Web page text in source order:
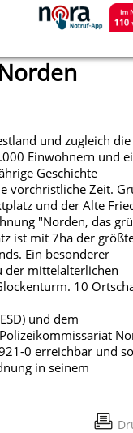
und zugleich die
Einwohnern und
Geschichte
vorchristliche Zeit.
und der Alte
"Norden, das
ist mit 7ha der
Ein besonderer
der mittelalterlichen
10
und dem
0 erreichbar und
in seinem